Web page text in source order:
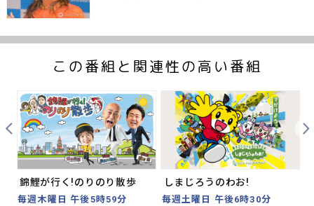
この番組と関連性の高い番組
錦鯉が行く!のりのり散歩
毎週木曜日 午後5時59分
しまじろうのわお!
毎週土曜日 午後6時30分
Prev